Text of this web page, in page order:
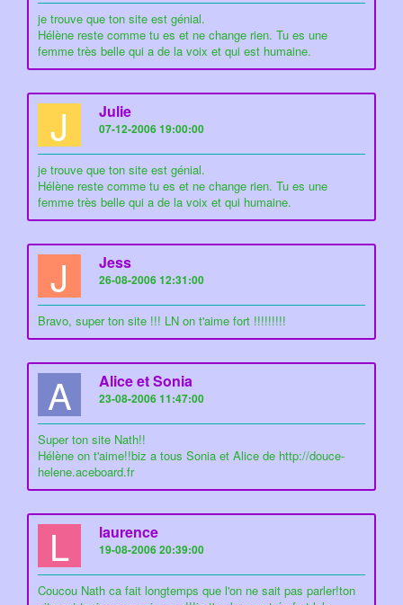
je trouve que ton site est génial.
Hélène reste comme tu es et ne change rien. Tu es une
femme très belle qui a de la voix et qui est humaine.
J Julie
07-12-2006 19:00:00
je trouve que ton site est génial.
Hélène reste comme tu es et ne change rien. Tu es une
femme très belle qui a de la voix et qui humaine.
J Jess
26-08-2006 12:31:00
Bravo, super ton site !!! LN on t'aime fort !!!!!!!!!
A Alice et Sonia
23-08-2006 11:47:00
Super ton site Nath!!
Hélène on t'aime!!biz a tous Sonia et Alice de http://douce-
helene.aceboard.fr
L laurence
19-08-2006 20:39:00
Coucou Nath ca fait longtemps que l'on ne sait pas parler!ton